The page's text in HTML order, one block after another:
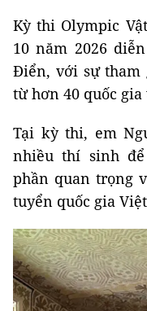
Kỳ thi Olympic
10 năm 2026
Điển, với sự tham
từ hơn 40 quốc
Tại kỳ thi, em
nhiều thí sinh
phần quan trọng
tuyển quốc gia